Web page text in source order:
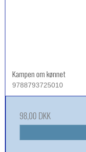
Kampen om kønnet
9788793725010
98,00 DKK